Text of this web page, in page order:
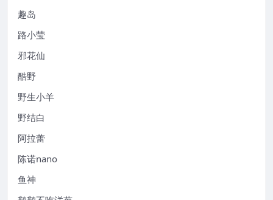
趣岛
路小莹
邪花仙
酷野
野生小羊
野结白
阿拉蕾
陈诺nano
鱼神